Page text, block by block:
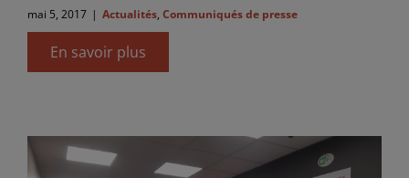
mai 5, 2017 | Actualités, Communiqués de presse
En savoir plus